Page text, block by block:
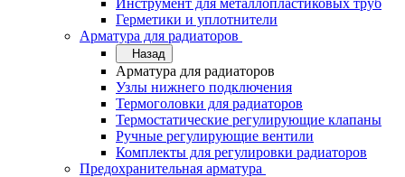
Инструмент для металлопластиковых труб
Герметики и уплотнители
Арматура для радиаторов
Назад
Арматура для радиаторов
Узлы нижнего подключения
Термоголовки для радиаторов
Термостатические регулирующие клапаны
Ручные регулирующие вентили
Комплекты для регулировки радиаторов
Предохранительная арматура